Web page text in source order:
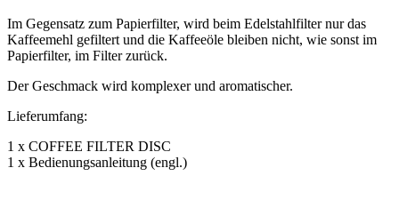
Im Gegensatz zum Papierfilter, wird beim Edelstahlfilter nur das
Kaffeemehl gefiltert und die Kaffeeöle bleiben nicht, wie sonst im
Papierfilter, im Filter zurück.
Der Geschmack wird komplexer und aromatischer.
Lieferumfang:
1 x COFFEE FILTER DISC
1 x Bedienungsanleitung (engl.)